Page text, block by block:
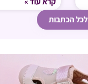
לכל הכתבות